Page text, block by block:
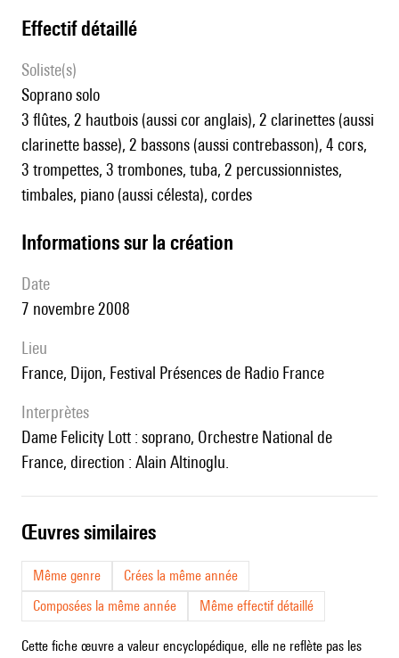
effectif détaillé
Soliste(s)
soprano solo
3 flûtes, 2 hautbois (aussi cor anglais), 2 clarinettes (aussi
clarinette basse), 2 bassons (aussi contrebasson), 4 cors,
3 trompettes, 3 trombones, tuba, 2 percussionnistes,
timbales, piano (aussi célesta), cordes
informations sur la création
date
7 novembre 2008
lieu
France, Dijon, Festival Présences de Radio France
interprètes
Dame Felicity Lott : soprano, Orchestre National de
France, direction : Alain Altinoglu.
œuvres similaires
Même genre
Crées la même année
Composées la même année
Même effectif détaillé
Cette fiche œuvre a valeur encyclopédique, elle ne reflète pas les